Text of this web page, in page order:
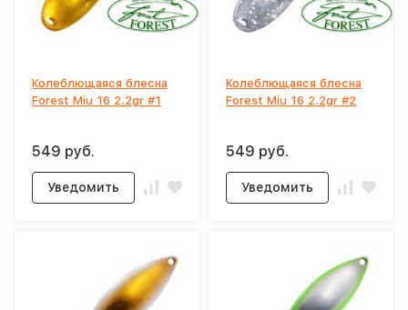
Колеблющаяся блесна
Forest Miu 16 2.2gr #1
549 руб.
Уведомить
Колеблющаяся блесна
Forest Miu 16 2.2gr #2
549 руб.
Уведомить